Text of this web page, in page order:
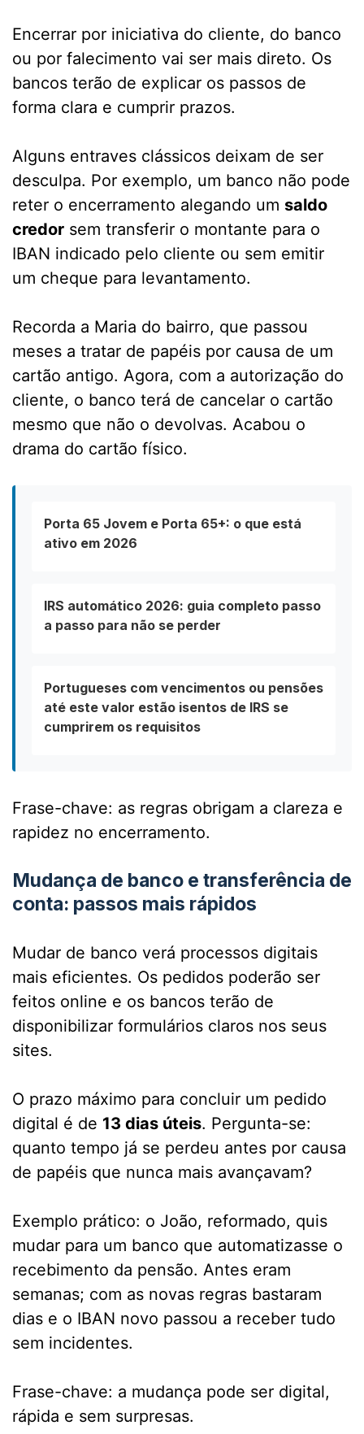
Encerrar por iniciativa do cliente, do banco
ou por falecimento vai ser mais direto. Os
bancos terão de explicar os passos de
forma clara e cumprir prazos.
Alguns entraves clássicos deixam de ser
desculpa. Por exemplo, um banco não pode
reter o encerramento alegando um saldo
credor sem transferir o montante para o
IBAN indicado pelo cliente ou sem emitir
um cheque para levantamento.
Recorda a Maria do bairro, que passou
meses a tratar de papéis por causa de um
cartão antigo. Agora, com a autorização do
cliente, o banco terá de cancelar o cartão
mesmo que não o devolvas. Acabou o
drama do cartão físico.
Porta 65 Jovem e Porta 65+: o que está
ativo em 2026
IRS automático 2026: guia completo passo
a passo para não se perder
Portugueses com vencimentos ou pensões
até este valor estão isentos de IRS se
cumprirem os requisitos
Frase-chave: as regras obrigam a clareza e
rapidez no encerramento.
Mudança de banco e transferência de
conta: passos mais rápidos
Mudar de banco verá processos digitais
mais eficientes. Os pedidos poderão ser
feitos online e os bancos terão de
disponibilizar formulários claros nos seus
sites.
O prazo máximo para concluir um pedido
digital é de 13 dias úteis. Pergunta-se:
quanto tempo já se perdeu antes por causa
de papéis que nunca mais avançavam?
Exemplo prático: o João, reformado, quis
mudar para um banco que automatizasse o
recebimento da pensão. Antes eram
semanas; com as novas regras bastaram
dias e o IBAN novo passou a receber tudo
sem incidentes.
Frase-chave: a mudança pode ser digital,
rápida e sem surpresas.